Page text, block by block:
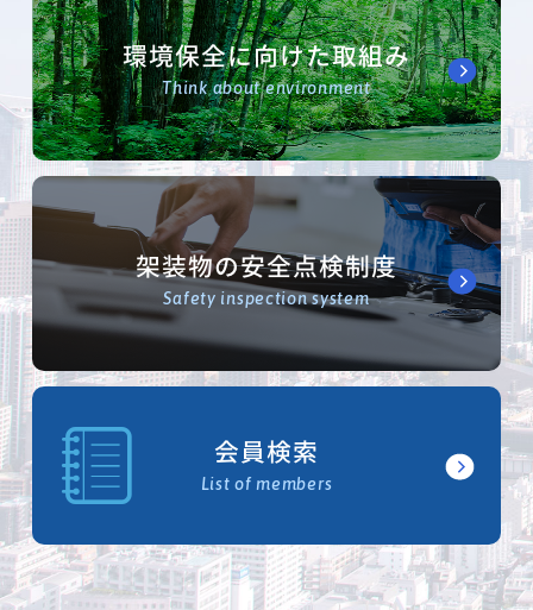
環境保全に向けた取組み
Think about environment
架装物の安全点検制度
Safety inspection system
会員検索
List of members